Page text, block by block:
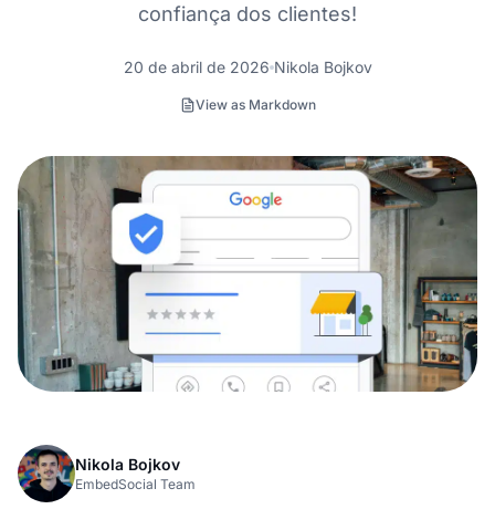
confiança dos clientes!
20 de abril de 2026 Nikola Bojkov
View as Markdown
Nikola Bojkov
EmbedSocial Team